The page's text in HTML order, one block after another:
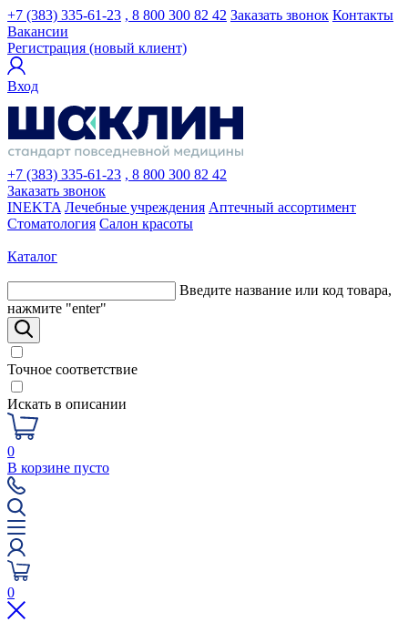
+7 (383) 335-61-23 , 8 800 300 82 42 Заказать звонок Контакты
Вакансии
Регистрация (новый клиент)
Вход
+7 (383) 335-61-23 , 8 800 300 82 42
Заказать звонок
INEKTA Лечебные учреждения Аптечный ассортимент
Стоматология Салон красоты
Каталог
Введите название или код товара,
нажмите "enter"
Точное соответствие
Искать в описании
0
В корзине пусто
0